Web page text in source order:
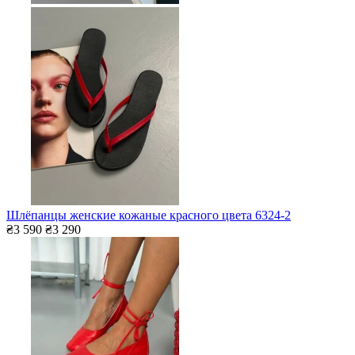
Шлёпанцы женские кожаные красного цвета 6324-2
₴3 590 ₴3 290